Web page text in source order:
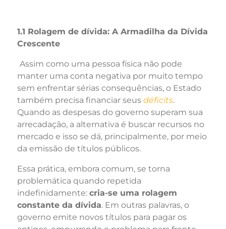
1.1 Rolagem de dívida: A Armadilha da Dívida
Crescente
Assim como uma pessoa física não pode
manter uma conta negativa por muito tempo
sem enfrentar sérias consequências, o Estado
também precisa financiar seus déficits.
Quando as despesas do governo superam sua
arrecadação, a alternativa é buscar recursos no
mercado e isso se dá, principalmente, por meio
da emissão de títulos públicos.
Essa prática, embora comum, se torna
problemática quando repetida
indefinidamente: cria-se uma rolagem
constante da dívida. Em outras palavras, o
governo emite novos títulos para pagar os